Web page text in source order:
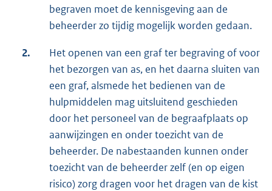
begraven moet de kennisgeving aan de
beheerder zo tijdig mogelijk worden gedaan.
2.
Het openen van een graf ter begraving of voor
het bezorgen van as, en het daarna sluiten van
een graf, alsmede het bedienen van de
hulpmiddelen mag uitsluitend geschieden
door het personeel van de begraafplaats op
aanwijzingen en onder toezicht van de
beheerder. De nabestaanden kunnen onder
toezicht van de beheerder zelf (en op eigen
risico) zorg dragen voor het dragen van de kist